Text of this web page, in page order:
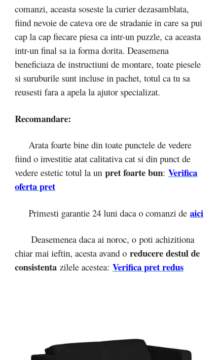
comanzi, aceasta soseste la curier dezasamblata,
fiind nevoie de cateva ore de stradanie in care sa pui
cap la cap fiecare piesa ca intr-un puzzle, ca aceasta
intr-un final sa ia forma dorita. Deasemena
beneficiaza de instructiuni de montare, toate piesele
si suruburile sunt incluse in pachet, totul ca tu sa
reusesti fara a apela la ajutor specializat.
Recomandare:
Arata foarte bine din toate punctele de vedere
fiind o investitie atat calitativa cat si din punct de
vedere estetic totul la un pret foarte bun: Verifica
oferta pret
Primesti garantie 24 luni daca o comanzi de aici
Deasemenea daca ai noroc, o poti achizitiona
chiar mai ieftin, acesta avand o reducere destul de
consistenta zilele acestea: Verifica pret redus